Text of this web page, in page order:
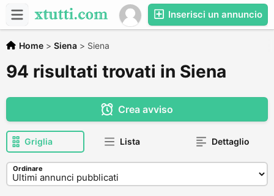
Inserisci un annuncio
Home > Siena > Siena
94 risultati trovati in Siena
Crea avviso
Griglia Lista Dettaglio
Ordinare